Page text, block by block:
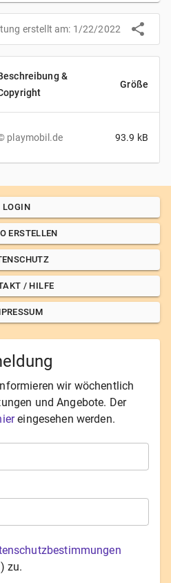
erstellt am: 1/22/2022
&
Größe
playmobil.de 93.9 kB
LOGIN
ERSTELLEN
/ HILFE
wir wöchentlich
und Angebote. Der
eingesehen werden.
) zu.